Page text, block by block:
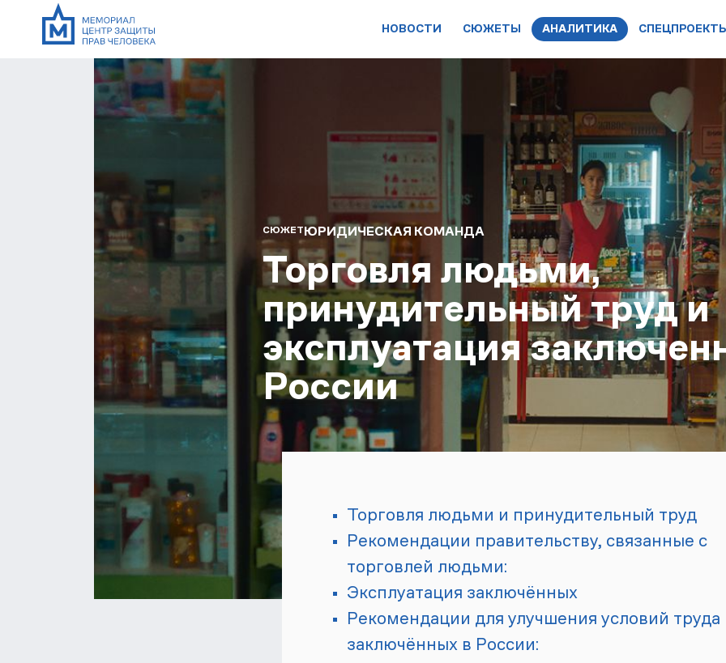
НОВОСТИ СЮЖЕТЫ АНАЛИТИКА
СЮЖЕТЮРИДИЧЕСКАЯ КОМАНДА
Торговля людьми,
принудительный труд и
эксплуатация
России
Торговля людьми и принудительный труд
Рекомендации правительству, связанные с
торговлей людьми:
Эксплуатация заключённых
Рекомендации для улучшения условий труда
заключённых в России: